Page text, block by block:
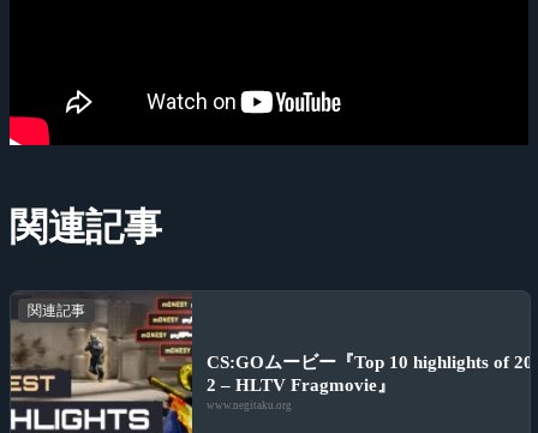
関連記事
関連記事
CS:GOムービー『Top 10 highlights of
2 – HLTV Fragmovie』
www.negitaku.org